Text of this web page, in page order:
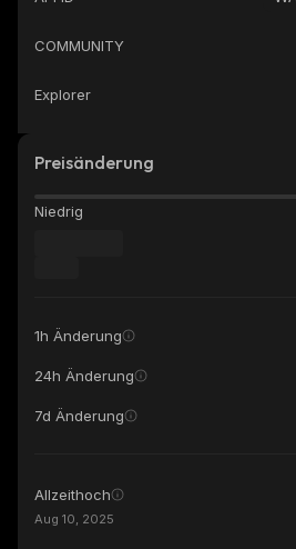
COMMUNITY
Explorer
Preisänderung
Niedrig
1h Änderung
24h Änderung
7d Änderung
Allzeithoch
Aug 10, 2025